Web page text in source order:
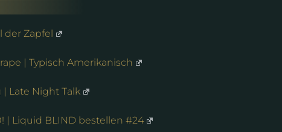
der Zapfel
| Typisch Amerikanisch
Late Night Talk
| Liquid BLIND bestellen #24